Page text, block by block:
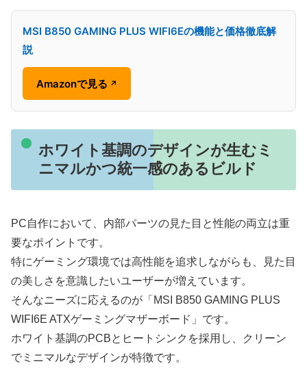
MSI B850 GAMING PLUS WIFI6Eの機能と価格徹底解
説
Amazonで見る ↗
ホワイト基調のデザインが生むミ
ニマルかつ統一感のあるビルド
PC自作において、内部パーツの見た目と性能の両立は重
要なポイントです。
特にゲーミング環境では高性能を追求しながらも、見た目
の美しさを意識したいユーザーが増えています。
そんなニーズに応えるのが「MSI B850 GAMING PLUS
WIFI6E ATXゲーミングマザーボード」です。
ホワイト基調のPCBとヒートシンクを採用し、クリーン
でミニマルなデザインが特徴です。